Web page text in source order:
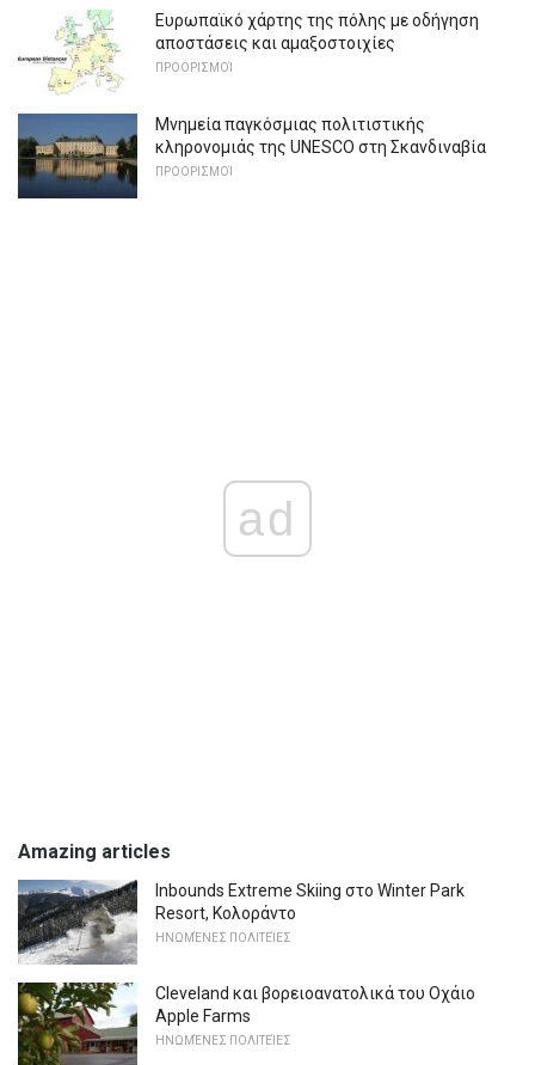
Ευρωπαϊκό χάρτης της πόλης με οδήγηση
αποστάσεις και αμαξοστοιχίες
ΠΡΟΟΡΙΣΜΟΊ
Μνημεία παγκόσμιας πολιτιστικής
κληρονομιάς της UNESCO στη Σκανδιναβία
ΠΡΟΟΡΙΣΜΟΊ
ad
Amazing articles
Inbounds Extreme Skiing στο Winter Park
Resort, Κολοράντο
ΗΝΩΜΈΝΕΣ ΠΟΛΙΤΕΊΕΣ
Cleveland και βορειοανατολικά του Οχάιο
Apple Farms
ΗΝΩΜΈΝΕΣ ΠΟΛΙΤΕΊΕΣ